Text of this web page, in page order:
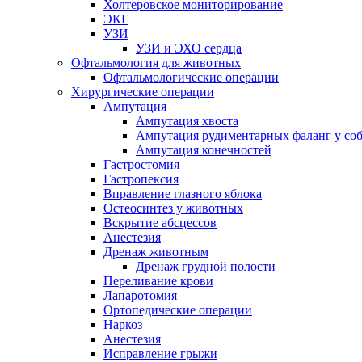
Холтеровское мониторирование
ЭКГ
УЗИ
УЗИ и ЭХО сердца
Офтальмология для животных
Офтальмологические операции
Хирургические операции
Ампутация
Ампутация хвоста
Ампутация рудиментарных фаланг у
Ампутация конечностей
Гастростомия
Гастропексия
Вправление глазного яблока
Остеосинтез у животных
Вскрытие абсцессов
Анестезия
Дренаж животным
Дренаж грудной полости
Переливание крови
Лапаротомия
Ортопедические операции
Наркоз
Анестезия
Исправление грыжи